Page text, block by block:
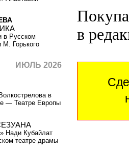
в
в Русском
М. Горького
ИЮЛЬ 2026
в
— Театре Европы
Нади Кубайлат
театре драмы